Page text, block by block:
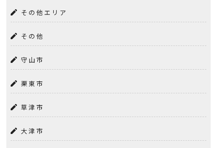
その他エリア
その他
守山市
栗東市
草津市
大津市